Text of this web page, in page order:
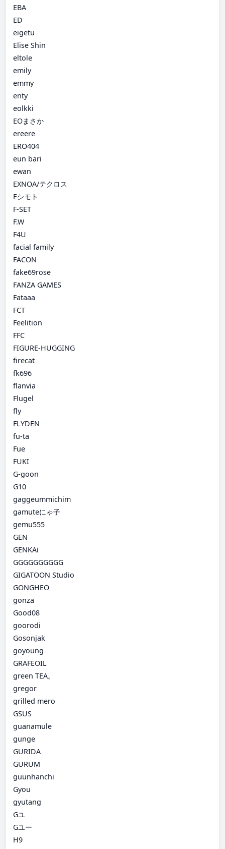
EBA
ED
eigetu
Elise Shin
eltole
emily
emmy
enty
eolkki
EOまさか
ereere
ERO404
eun bari
ewan
EXNOA/テクロス
Eシモト
F-SET
F.W
F4U
facial family
FACON
fake69rose
FANZA GAMES
Fataaa
FCT
Feelition
FFC
FIGURE-HUGGING
firecat
fk696
flanvia
Flugel
fly
FLYDEN
fu-ta
Fue
FUKI
G-goon
G10
gaggeummichim
gamuteにゃ子
gemu555
GEN
GENKAi
GGGGGGGGGG
GIGATOON Studio
GONGHEO
gonza
Good08
goorodi
Gosonjak
goyoung
GRAFEOIL
green TEA。
gregor
grilled mero
GSUS
guanamule
gunge
GURIDA
GURUM
guunhanchi
Gyou
gyutang
Gユ
Gユー
H9